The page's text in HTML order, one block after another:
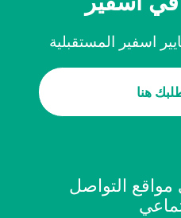
اسفير المستقبلية
هنا
مواقع التواصل